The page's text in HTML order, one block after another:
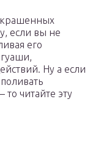
если вы не
его
Ну а если
читайте эту